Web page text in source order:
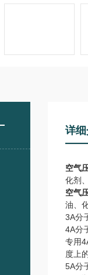
详
空气
化剂
空气
油、
3A分
4A分
专用
度上
5A分